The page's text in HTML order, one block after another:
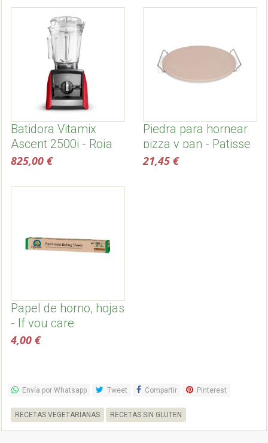
Batidora Vitamix
Ascent 2500i - Roja
825,00 €
Piedra para hornear
pizza y pan - Patisse
21,45 €
Papel de horno, hojas
- If you care
4,00 €
Envía por Whatsapp Tweet Compartir Pinterest
RECETAS VEGETARIANAS RECETAS SIN GLUTEN